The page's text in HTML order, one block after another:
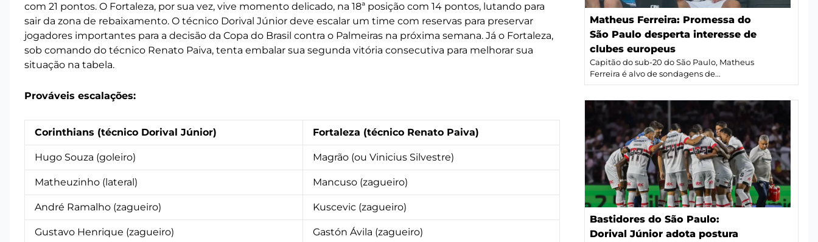
com 21 pontos. O Fortaleza, por sua vez, vive momento delicado, na 18ª posição com 14 pontos, lutando para
sair da zona de rebaixamento. O técnico Dorival Júnior deve escalar um time com reservas para preservar
jogadores importantes para a decisão da Copa do Brasil contra o Palmeiras na próxima semana. Já o Fortaleza,
sob comando do técnico Renato Paiva, tenta embalar sua segunda vitória consecutiva para melhorar sua
situação na tabela.
Prováveis escalações:
Corinthians (técnico Dorival Júnior) Fortaleza (técnico Renato Paiva)
Hugo Souza (goleiro) Magrão (ou Vinicius Silvestre)
Matheuzinho (lateral) Mancuso (zagueiro)
André Ramalho (zagueiro) Kuscevic (zagueiro)
Gustavo Henrique (zagueiro) Gastón Ávila (zagueiro)
Matheus Ferreira: Promessa do
São Paulo desperta interesse de
clubes europeus
Capitão do sub-20 do São Paulo, Matheus
Ferreira é alvo de sondagens de...
Bastidores do São Paulo:
Dorival Júnior adota postura